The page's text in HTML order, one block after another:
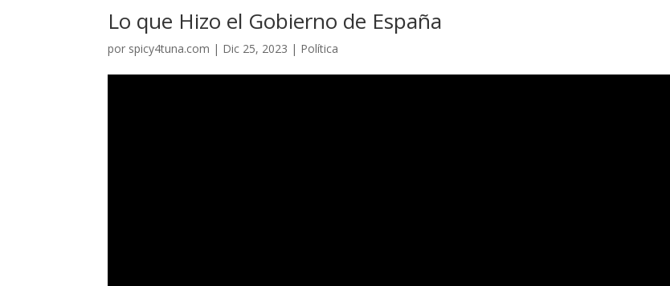
Lo que Hizo el Gobierno de España
por spicy4tuna.com | Dic 25, 2023 | Política